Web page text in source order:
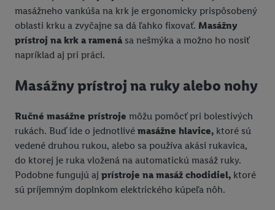
masážneho vankúša na krk je ergonomicky prispôsobený
oblasti krku a zvyčajne sa dá ľahko fixovať. Masážny
prístroj na krk a ramená sa nešmýka a možno ho nosiť
napríklad aj pri práci.
Masážny prístroj na ruky alebo nohy
Ručné masážne prístroje môžu pomôcť pri bolestivých
rukách. Buď ide o jednotlivé masážne hlavice, ktoré sú
vedené druhou rukou, alebo sa používa akási rukavica,
do ktorej je ruka vložená na automatickú masáž ruky.
Podobne fungujú aj prístroje na masáž chodidiel, ktoré
sú príjemným doplnkom elektrického kúpeľa nôh.